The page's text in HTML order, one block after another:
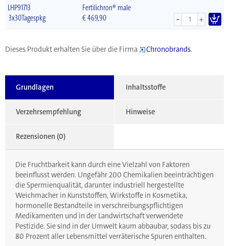
LHP91713
Fertilichron® male
3x30Tagespkg
€469,90 - +
Dieses Produkt erhalten Sie über die Firma Chronobrands.
Grundlagen Inhaltsstoffe
Verzehrsempfehlung Hinweise
Rezensionen (0)
Die Fruchtbarkeit kann durch eine Vielzahl von Faktoren
beeinflusst werden. Ungefähr 200 Chemikalien beeinträchtigen
die Spermienqualität, darunter industriell hergestellte
Weichmacher in Kunststoffen, Wirkstoffe in Kosmetika,
hormonelle Bestandteile in verschreibungspflichtigen
Medikamenten und in der Landwirtschaft verwendete
Pestizide. Sie sind in der Umwelt kaum abbaubar, sodass bis zu
80 Prozent aller Lebensmittel verräterische Spuren enthalten.